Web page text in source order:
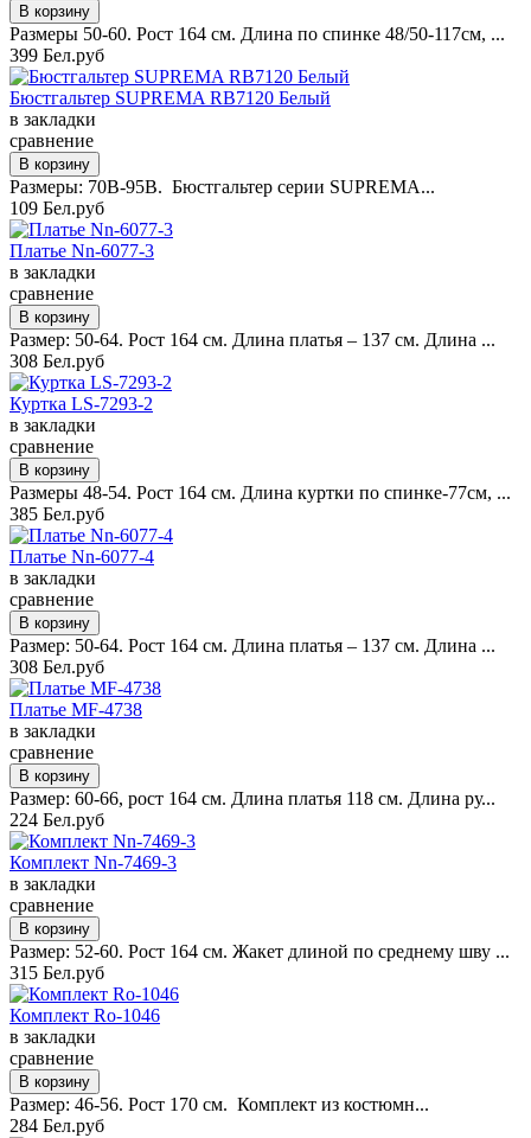
Размеры 50-60. Рост 164 см. Длина по спинке 48/50-117см, ...
399 Бел.руб
Бюстгальтер SUPREMA RB7120 Белый
в закладки
сравнение
Размеры: 70B-95B. Бюстгальтер серии SUPREMA...
109 Бел.руб
Платье Nn-6077-3
в закладки
сравнение
Размер: 50-64. Рост 164 см. Длина платья – 137 см. Длина ...
308 Бел.руб
Куртка LS-7293-2
в закладки
сравнение
Размеры 48-54. Рост 164 см. Длина куртки по спинке-77см, ...
385 Бел.руб
Платье Nn-6077-4
в закладки
сравнение
Размер: 50-64. Рост 164 см. Длина платья – 137 см. Длина ...
308 Бел.руб
Платье MF-4738
в закладки
сравнение
Размер: 60-66, рост 164 см. Длина платья 118 см. Длина ру...
224 Бел.руб
Комплект Nn-7469-3
в закладки
сравнение
Размер: 52-60. Рост 164 см. Жакет длиной по среднему шву ...
315 Бел.руб
Комплект Ro-1046
в закладки
сравнение
Размер: 46-56. Рост 170 см. Комплект из костюмн...
284 Бел.руб